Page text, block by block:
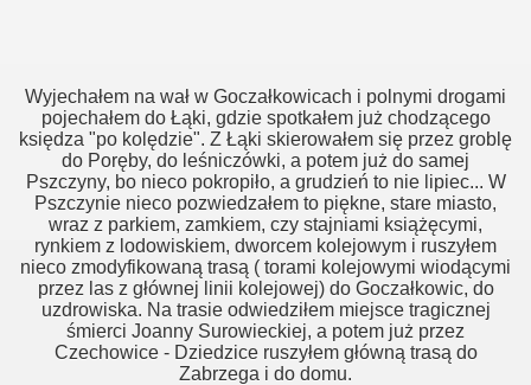
Wyjechałem na wał w Goczałkowicach i polnymi drogami
pojechałem do Łąki, gdzie spotkałem już chodzącego
księdza "po kolędzie". Z Łąki skierowałem się przez groblę
do Poręby, do leśniczówki, a potem już do samej
Pszczyny, bo nieco pokropiło, a grudzień to nie lipiec... W
Pszczynie nieco pozwiedzałem to piękne, stare miasto,
wraz z parkiem, zamkiem, czy stajniami książęcymi,
rynkiem z lodowiskiem, dworcem kolejowym i ruszyłem
nieco zmodyfikowaną trasą ( torami kolejowymi wiodącymi
przez las z głównej linii kolejowej) do Goczałkowic, do
uzdrowiska. Na trasie odwiedziłem miejsce tragicznej
śmierci Joanny Surowieckiej, a potem już przez
Czechowice - Dziedzice ruszyłem główną trasą do
Zabrzega i do domu.